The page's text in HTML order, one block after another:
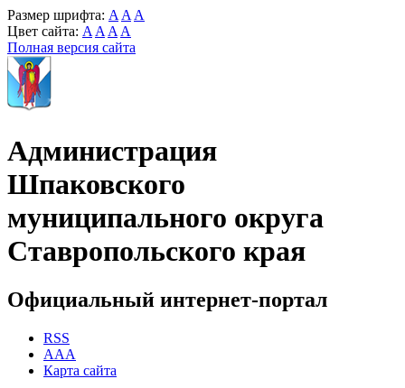
Размер шрифта: A A A
Цвет сайта: A A A A
Полная версия сайта
Администрация
Шпаковского
муниципального округа
Ставропольского края
Официальный интернет-портал
RSS
AAA
Карта сайта